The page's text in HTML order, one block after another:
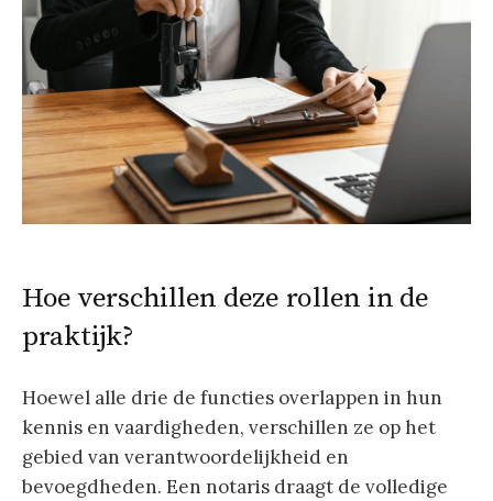
Hoe verschillen deze rollen in de
praktijk?
Hoewel alle drie de functies overlappen in hun
kennis en vaardigheden, verschillen ze op het
gebied van verantwoordelijkheid en
bevoegdheden. Een notaris draagt de volledige